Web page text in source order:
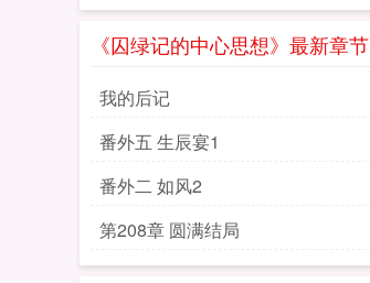
《囚绿记的中心思想》最新章节
我的后记
番外五 生辰宴1
番外二 如风2
第208章 圆满结局